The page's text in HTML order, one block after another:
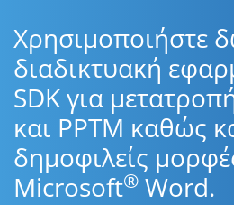
Χρησιμοποιήστε
διαδικτυακή
SDK για
και PPTM καθώς
δημοφιλείς
Microsoft® Word.